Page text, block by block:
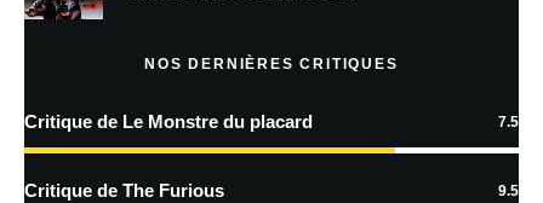
plus sur la façon dont les données de vos commentaires sont
NOS DERNIÈRES CRITIQUES
Critique de Le Monstre du placard 7.5
Critique de The Furious 9.5